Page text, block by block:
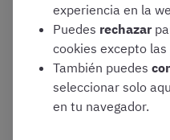
Ejemplo de pregunta de
de Tropa y Marinería
¡Prueba a
experiencia en la
Puedes rechazar
cookies excepto
También puedes
seleccionar solo
en tu navegador.